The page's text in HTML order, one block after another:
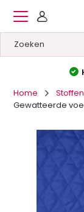
Home
Stoffen
Gewatteerde